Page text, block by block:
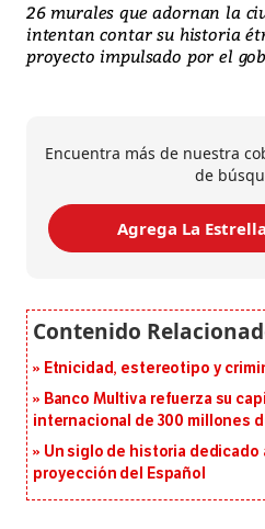
26 murales que adornan la
intentan contar su historia
proyecto impulsado por el
Encuentra más de nuestra
de
Agrega La
Etnicidad, estereotipo y
Banco Multiva refuerza su
internacional de 300 millones
Un siglo de historia dedicado
proyección del Español